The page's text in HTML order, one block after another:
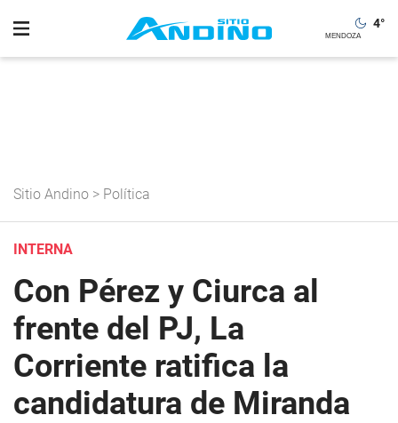
4°
Sitio Andino > Política
INTERNA
Con Pérez y Ciurca al
frente del PJ, La
Corriente ratifica la
candidatura de Miranda